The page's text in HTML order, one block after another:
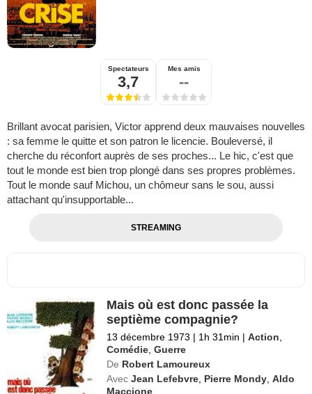
Spectateurs
3,7
Mes amis
--
Brillant avocat parisien, Victor apprend deux mauvaises nouvelles
: sa femme le quitte et son patron le licencie. Bouleversé, il
cherche du réconfort auprès de ses proches... Le hic, c'est que
tout le monde est bien trop plongé dans ses propres problèmes.
Tout le monde sauf Michou, un chômeur sans le sou, aussi
attachant qu'insupportable...
STREAMING
Mais où est donc passée la
septième compagnie?
13 décembre 1973 | 1h 31min | Action
Comédie ,Guerre
De Robert Lamoureux
Avec Jean Lefebvre Pierre Mondy ,Aldo
Maccione